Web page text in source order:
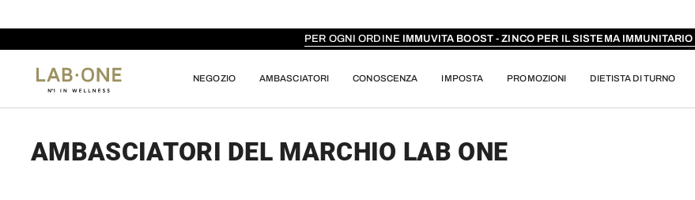
PER OGNI ORDINE IMMUVITA BOOST - ZINCO PER IL SISTEMA IMMUNITARIO
NEGOZIO AMBASCIATORI CONOSCENZA IMPOSTA PROMOZIONI DIETISTA DI TURNO
AMBASCIATORI DEL MARCHIO LAB ONE